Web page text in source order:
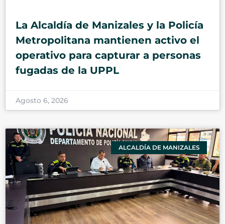
La Alcaldía de Manizales y la Policía
Metropolitana mantienen activo el
operativo para capturar a personas
fugadas de la UPPL
Agosto 6, 2026
ALCALDÍA DE MANIZALES